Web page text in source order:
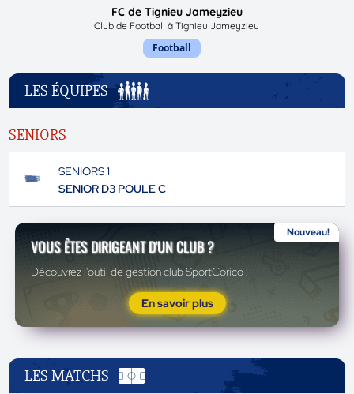
FC de Tignieu Jameyzieu
Club de Football à Tignieu Jameyzieu
Football
LES ÉQUIPES
SENIORS
SENIORS 1
SENIOR D3 POULE C
Nouveau!
VOUS ÊTES DIRIGEANT D'UN CLUB ?
Découvrez l'outil de gestion club SportCorico !
En savoir plus
LES MATCHS